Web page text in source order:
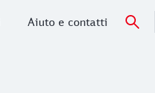
Aiuto e contatti